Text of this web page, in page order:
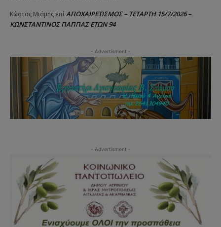
Κώστας Μιάμης επίΑΠΟΧΑΙΡΕΤΙΣΜΟΣ – ΤΕΤΑΡΤΗ 15/7/2026 –
ΚΩΝΣΤΑΝΤΙΝΟΣ ΠΑΠΠΑΣ ΕΤΩΝ 94
- Advertisment -
- Advertisment -